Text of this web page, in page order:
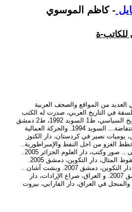
- كاظم الموسوي
للكاتب-ة
من المواقع والصحف العربية
في التاريخ العربي، صدرت له الكتب
التالية: العراق: صفحات من التاريخ السياسي، ط1 السويد 1992، ط2 دمشق
1998، ط3 القاهرة 2007. فن الانتفاضة... السويد 1994. والحركة العمالية
بيروت 1996. والجبال، يوميات نصير في كردستان، دار الكنوز
لا للحرب، خطط الغزو من اجل النفط والإمبراطورية..
وواشنطن – لندن: احتلال بغداد، دار التكوين، دمشق 2007. وبشت آشان..
فصيل الإعلام، دار خطوات، دمشق 2007. و العراق، صراع الإرادات، دار
2009. المطرقة والمنجل في العراق، دار الفارابي، بيروت